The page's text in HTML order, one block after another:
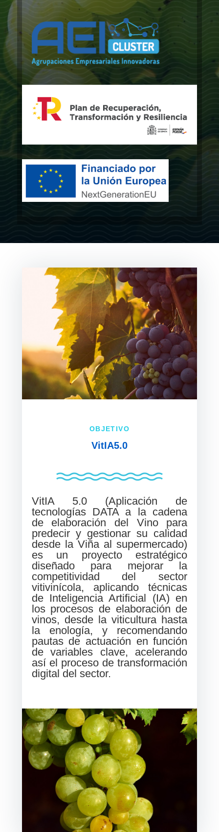
OBJETIVO
VitIA5.0
VitIA 5.0 (Aplicación de
tecnologías DATA a la cadena
de elaboración del Vino para
predecir y gestionar su calidad
desde la Viña al supermercado)
es un proyecto estratégico
diseñado para mejorar la
competitividad del sector
vitivinícola, aplicando técnicas
de Inteligencia Artificial (IA) en
los procesos de elaboración de
vinos, desde la viticultura hasta
la enología, y recomendando
pautas de actuación en función
de variables clave, acelerando
así el proceso de transformación
digital del sector.